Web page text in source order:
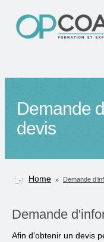
Demande
devis
Home » Demande
Demande
Afin d'obtenir un devis